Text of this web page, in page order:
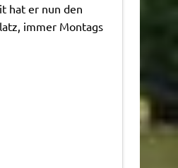
hat er nun den
immer Montags